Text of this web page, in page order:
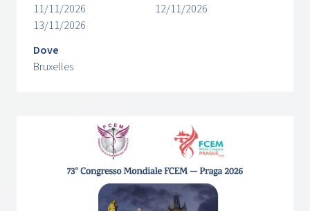
11/11/2026
12/11/2026
13/11/2026
Dove
Bruxelles